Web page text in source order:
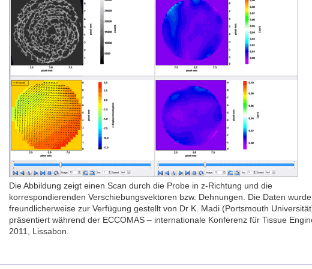
Die Abbildung zeigt einen Scan durch die Probe in z-Richtung und die
korrespondierenden Verschiebungsvektoren bzw. Dehnungen. Die Daten
freundlicherweise zur Verfügung gestellt von Dr K. Madi (Portsmouth
präsentiert während der ECCOMAS – internationale Konferenz für Tissue
2011, Lissabon.